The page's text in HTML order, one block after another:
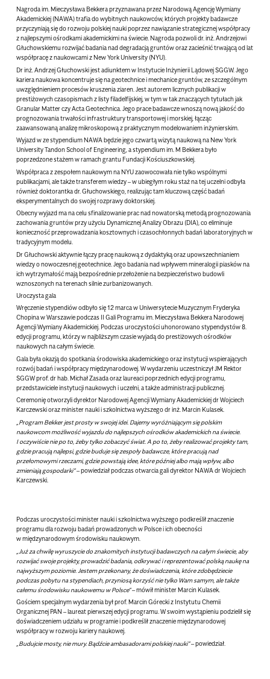
Nagroda im. Mieczysława Bekkeraprzyznawana przez Narodową Agencję Wymiany
Akademickiej (NAWA)trafia do wybitnych naukowców, których projekty badawcze
przyczyniają się do rozwoju polskiej nauki poprzez nawiązanie strategicznej współpracy
z najlepszymi ośrodkami akademickimi na świecie. Nagroda pozwoli dr. inż. Andrzejowi
Głuchowskiemu rozwijać badania nad degradacją gruntów oraz zacieśnić trwającą od lat
współpracę z naukowcami z New York University (NYU)
Dr inż. Andrzej Głuchowski jest adiunktem w Instytucie Inżynierii Lądowej SGGW. Jego
kariera naukowa koncentruje się na geotechnice i mechanice gruntów, ze szczególnym
uwzględnieniem procesów kruszenia ziaren. Jest autorem licznych publikacji w
prestiżowych czasopismach z listy filadelfijskiej, w tym w tak znaczących tytułach jak
Granular Matter czy Acta Geotechnica. Jego prace badawcze wnoszą nową jakość do
prognozowania trwałości infrastruktury transportowej i morskiej, łącząc
zaawansowaną analizę mikroskopową z praktycznym modelowaniem inżynierskim.
Wyjazd w ze stypendium NAWA będzie jego czwartą wizytą naukową na New York
University Tandon School of Engineering, a stypendium im. M Bekkera było
poprzedzone stażem w ramach grantu Fundacji Kościuszkowskiej.
Współpraca z zespołem naukowym na NYU zaowocowała nie tylko wspólnymi
publikacjami, ale także transferem wiedzy – w ubiegłym roku staż na tej uczelni odbyła
również doktorantka dr. Głuchowskiego, realizując tam kluczową część badań
eksperymentalnych do swojej rozprawy doktorskiej.
Obecny wyjazd ma na celu sfinalizowanie prac nad nowatorską metodą prognozowania
zachowania gruntów przy użyciu Dynamicznej Analizy Obrazu (DIA), co eliminuje
konieczność przeprowadzania kosztownych i czasochłonnych badań laboratoryjnych w
tradycyjnym modelu.
Dr Głuchowski aktywnie łączy pracę naukową z dydaktyką oraz upowszechnianiem
wiedzy o nowoczesnej geotechnice. Jego badania nad wpływem mineralogii piasków na
ich wytrzymałość mają bezpośrednie przełożenie na bezpieczeństwo budowli
wznoszonych na terenach silnie zurbanizowanych.
Uroczysta gala
Wręczenie stypendiów odbyło się 12 marca w Uniwersytecie Muzycznym Fryderyka
Chopina w Warszawie podczas II Gali Programu im. Mieczysława Bekkera Narodowej
Agencji Wymiany Akademickiej. Podczas uroczystości uhonorowano stypendystów 8.
edycji programu, którzy w najbliższym czasie wyjadą do prestiżowych ośrodków
naukowych na całym świecie.
Gala była okazją do spotkania środowiska akademickiego oraz instytucji wspierających
rozwój badań i współpracy międzynarodowej. W wydarzeniu uczestniczyłJM Rektor
SGGW prof. dr hab. Michał Zasadaoraz laureaci poprzednich edycji programu,
przedstawiciele instytucji naukowych i uczelni, a także administracji publicznej.
Ceremonię otworzyli dyrektor Narodowej Agencji Wymiany Akademickiej dr Wojciech
Karczewski oraz minister nauki i szkolnictwa wyższego dr inż. Marcin Kulasek.
„Program Bekker jest prosty w swojej idei. Dajemy wyróżniającym się polskim
naukowcom możliwość wyjazdu do najlepszych ośrodków akademickich na świecie.
I oczywiście nie po to, żeby tylko zobaczyć świat. A po to, żeby realizować projekty tam,
gdzie pracują najlepsi, gdzie buduje się zespoły badawcze, które pracują nad
przełomowymi rzeczami, gdzie powstają idee, które później albo mają wpływ, albo
zmieniają gospodarki”– powiedział podczas otwarcia galidyrektor NAWA dr Wojciech
Karczewski
Podczas uroczystości minister nauki i szkolnictwa wyższego podkreślił znaczenie
programu dla rozwoju badań prowadzonych w Polsce i ich obecności
w międzynarodowym środowisku naukowym.
„Już za chwilę wyruszycie do znakomitych instytucji badawczych na całym świecie, aby
rozwijać swoje projekty, prowadzić badania, odkrywać i reprezentować polską naukę na
najwyższym poziomie. Jestem przekonany, że doświadczenia, które zdobędziecie
podczas pobytu na stypendiach, przyniosą korzyść nie tylko Wam samym, ale także
całemu środowisku naukowemu w Polsce”– mówiłminister Marcin Kulasek
Gościem specjalnym wydarzenia był prof. Marcin Górecki z Instytutu Chemii
Organicznej PAN – laureat pierwszej edycji programu. W swoim wystąpieniu podzielił się
doświadczeniem udziału w programie i podkreślił znaczenie międzynarodowej
współpracy w rozwoju kariery naukowej.
„Budujcie mosty, nie mury. Bądźcie ambasadorami polskiej nauki”– powiedział.